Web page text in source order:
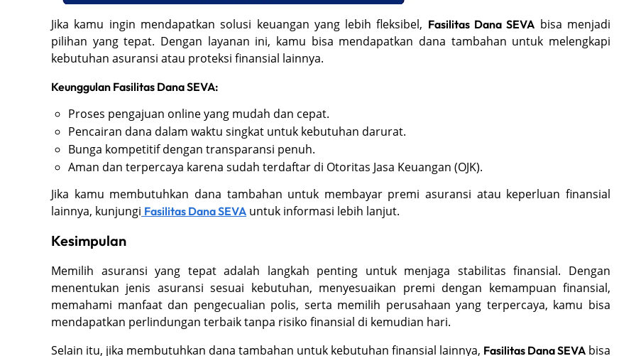
Jika kamu ingin mendapatkan solusi keuangan yang lebih fleksibel, Fasilitas Dana SEVA bisa menjadi
pilihan yang tepat. Dengan layanan ini, kamu bisa mendapatkan dana tambahan untuk melengkapi
kebutuhan asuransi atau proteksi finansial lainnya.
Keunggulan Fasilitas Dana SEVA:
Proses pengajuan online yang mudah dan cepat.
Pencairan dana dalam waktu singkat untuk kebutuhan darurat.
Bunga kompetitif dengan transparansi penuh.
Aman dan terpercaya karena sudah terdaftar di Otoritas Jasa Keuangan (OJK).
Jika kamu membutuhkan dana tambahan untuk membayar premi asuransi atau keperluan finansial
lainnya, kunjungi Fasilitas Dana SEVA untuk informasi lebih lanjut.
Kesimpulan
Memilih asuransi yang tepat adalah langkah penting untuk menjaga stabilitas finansial. Dengan
menentukan jenis asuransi sesuai kebutuhan, menyesuaikan premi dengan kemampuan finansial,
memahami manfaat dan pengecualian polis, serta memilih perusahaan yang terpercaya, kamu bisa
mendapatkan perlindungan terbaik tanpa risiko finansial di kemudian hari.
Selain itu, jika membutuhkan dana tambahan untuk kebutuhan finansial lainnya, Fasilitas Dana SEVA bisa